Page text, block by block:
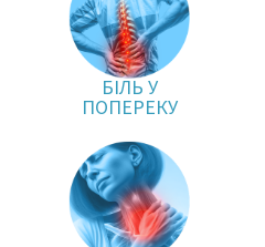
БІЛЬ У
ПОПЕРЕКУ